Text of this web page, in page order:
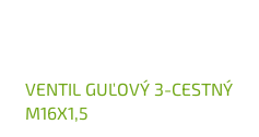
VENTIL GUĽOVÝ 3-CESTNÝ
M16X1,5